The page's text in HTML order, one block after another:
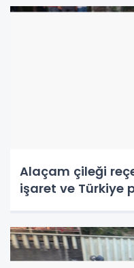
Alaçam çileği
işaret ve Türkiye